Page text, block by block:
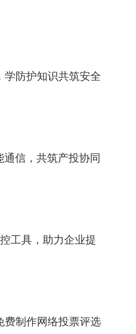
学防护知识共筑安全
信，共筑产投协同
工具，助力企业提
费制作网络投票评选